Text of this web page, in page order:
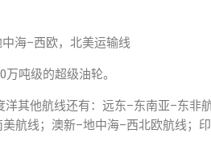
中海–西欧，北美运输线
吨级的超级油轮。
洋其他航线还有：远东–东南亚–东非
航线；澳新–地中海–西北欧航线；